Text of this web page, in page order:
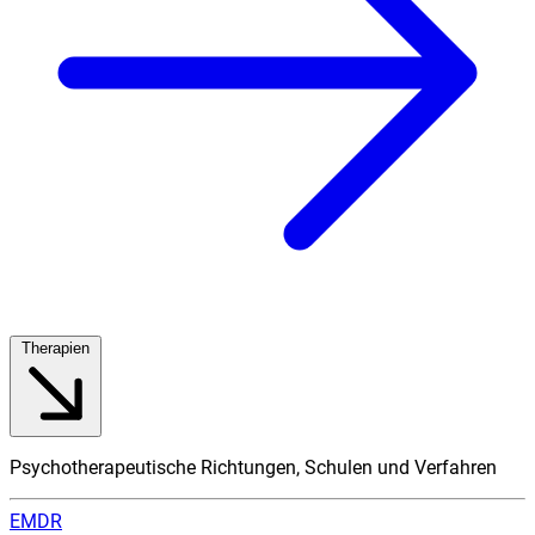
Psychotherapeutische Richtungen, Schulen und Verfahren
EMDR